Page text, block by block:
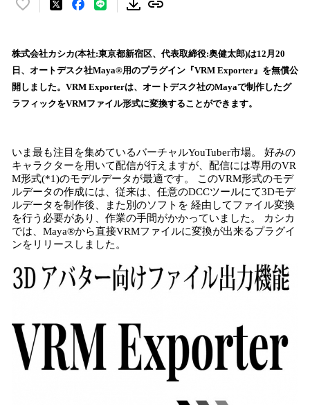
い
！
数
を
読
中
で
す
株式会社カシカ(本社:東京都新宿区、代表取締役:奥健太郎)は12月20
日、オートデスク社Maya®用のプラグイン『VRM Exporter』を無償公
開しました。VRM Exporterは、オートデスク社のMayaで制作したグ
ラフィックをVRMファイル形式に変換することができます。
いま最も注目を集めているバーチャルYouTuber市場。 好みの
キャラクターを用いて配信が行えますが、配信には専用のVR
M形式(*1)のモデルデータが最適です。 このVRM形式のモデ
ルデータの作成には、従来は、任意のDCCツールにて3Dモデ
ルデータを制作後、また別のソフトを 経由してファイル変換
を行う必要があり、作業の手間がかかっていました。 カシカ
では、Maya®から直接VRMファイルに変換が出来るプラグイ
ンをリリースしました。